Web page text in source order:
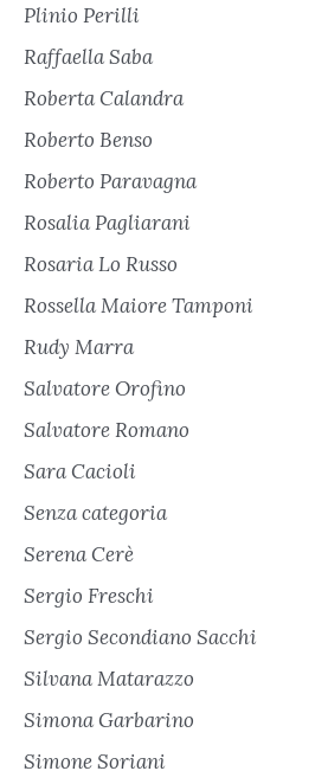
Plinio Perilli
Raffaella Saba
Roberta Calandra
Roberto Benso
Roberto Paravagna
Rosalia Pagliarani
Rosaria Lo Russo
Rossella Maiore Tamponi
Rudy Marra
Salvatore Orofino
Salvatore Romano
Sara Cacioli
Senza categoria
Serena Cerè
Sergio Freschi
Sergio Secondiano Sacchi
Silvana Matarazzo
Simona Garbarino
Simone Soriani